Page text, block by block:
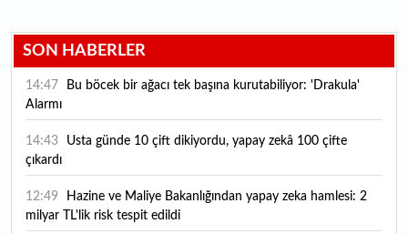
SON HABERLER
14:47
Alarmı
14:43
çıkardı
12:49
milyar TL'lik risk tespit edildi